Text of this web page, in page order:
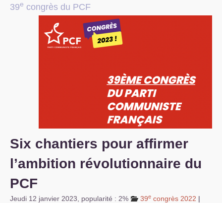
S’organiser
Comprendre...
39e congrès du PCF
Six chantiers pour affirmer
l’ambition révolutionnaire du
PCF
Jeudi 12 janvier 2023 popularité : 2% 39e congrès 2022 |